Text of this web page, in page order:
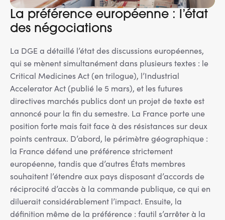
La préférence européenne : l’état
des négociations
La DGE a détaillé l’état des discussions européennes,
qui se mènent simultanément dans plusieurs textes : le
Critical Medicines Act (en trilogue), l’Industrial
Accelerator Act (publié le 5 mars), et les futures
directives marchés publics dont un projet de texte est
annoncé pour la fin du semestre. La France porte une
position forte mais fait face à des résistances sur deux
points centraux. D’abord, le périmètre géographique :
la France défend une préférence strictement
européenne, tandis que d’autres États membres
souhaitent l’étendre aux pays disposant d’accords de
réciprocité d’accès à la commande publique, ce qui en
diluerait considérablement l’impact. Ensuite, la
définition même de la préférence : fautil s’arrêter à la